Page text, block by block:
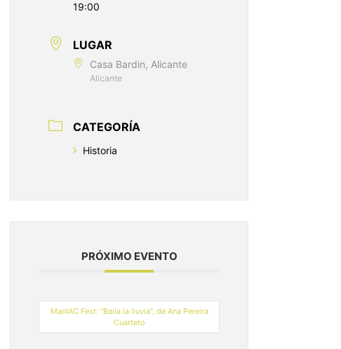
19:00
LUGAR
Casa Bardin, Alicante
Alicante
CATEGORÍA
Historia
PRÓXIMO EVENTO
ManIAC Fest: “Baila la lluvia”, de Ana Pereira
Cuarteto